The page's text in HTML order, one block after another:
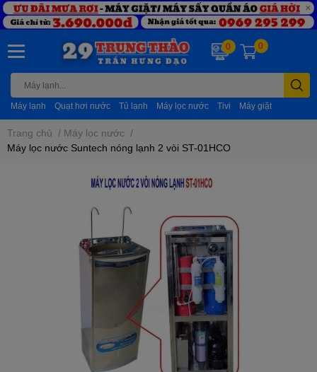
Máy lạnh Quạt hơi nước Tủ lạnh Máy lọc nước Tivi Máy giặt
0 0
Trang chủ / Máy lọc nước /
Máy lọc nước Suntech nóng lạnh 2 vòi ST-01HCO